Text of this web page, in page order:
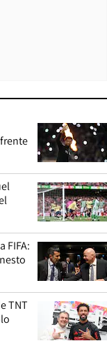
FIFA:
TNT